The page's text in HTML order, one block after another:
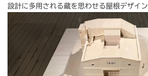
設計に多用される蔵を思わせる屋根デザイン